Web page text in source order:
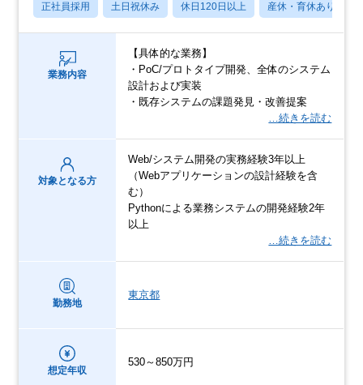
正社員採用 土日祝休み 休日120日以上 産休・育休あり
業務内容
【具体的な業務】
・PoC/プロトタイプ開発、全体のシステム
設計および実装
・既存システムの課題発見・改善提案
…続きを読む
対象となる方
Web/システム開発の実務経験3年以上
（Webアプリケーションの設計経験を含
む）
Pythonによる業務システムの開発経験2年
以上
…続きを読む
勤務地
東京都
想定年収
530～850万円